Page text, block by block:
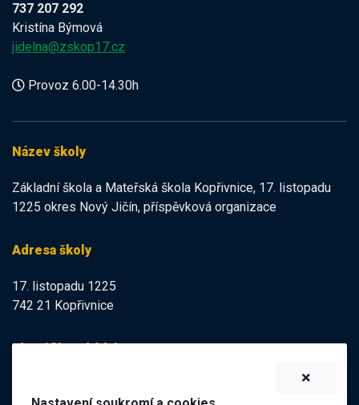
737 207 292
Kristína Býmová
jidelna@zskop17.cz
Provoz 6.00-14.30h
Název školy
Základní škola a Mateřská škola Kopřivnice, 17. listopadu
1225 okres Nový Jičín, příspěvková organizace
Adresa školy
17. listopadu 1225
742 21 Kopřivnice
Identifikační údaje